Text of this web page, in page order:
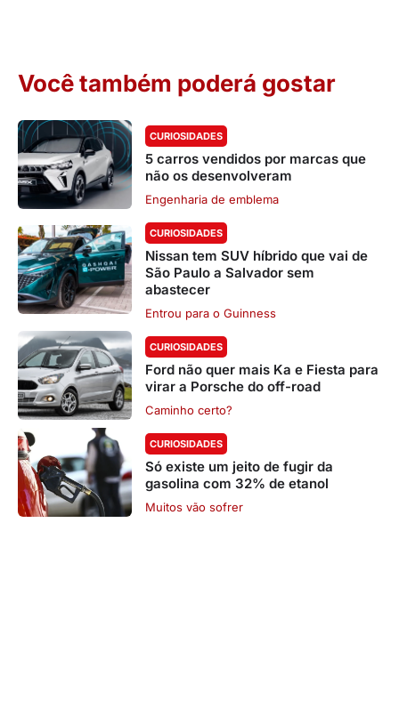
Você também poderá gostar
CURIOSIDADES
5 carros vendidos por marcas que
não os desenvolveram
Engenharia de emblema
CURIOSIDADES
Nissan tem SUV híbrido que vai de
São Paulo a Salvador sem
abastecer
Entrou para o Guinness
CURIOSIDADES
Ford não quer mais Ka e Fiesta para
virar a Porsche do off-road
Caminho certo?
CURIOSIDADES
Só existe um jeito de fugir da
gasolina com 32% de etanol
Muitos vão sofrer